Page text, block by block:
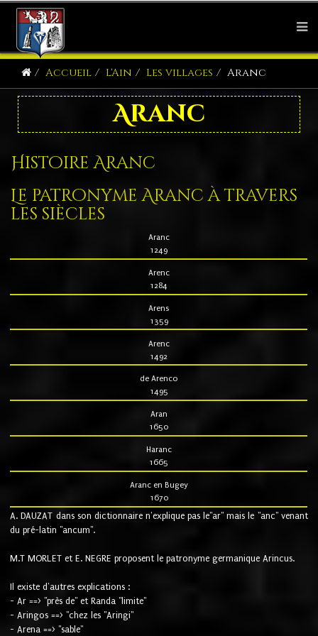
Accueil L'Ain Les villages Aranc
Aranc
Histoire Aranc
Le patronyme Aranc à travers
les siècles
Aranc
1249
Arenc
1284
Arens
1359
Arenc
1492
de Arenco
1495
Aran
1650
Haranc
1665
Aranc en Bugey
1670
A. DAUZAT dans son dictionnaire n'explique pas le"ar" mais le "anc" venant
du pré-latin "ancum".
M.T MORLET et E. NEGRE proposent le patronyme germanique Arincus.
Il existe d'autres explications :
- Ar ==> "près de" et Randa "limite"
- Aringos ==> "chez les "Aringi"
- Arena ==> "sable"